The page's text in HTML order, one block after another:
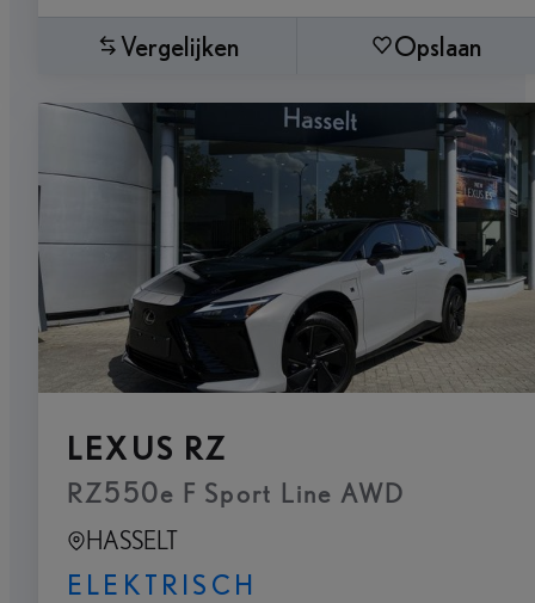
Vergelijken Opslaan
LEXUS RZ
RZ550e F Sport Line AWD
HASSELT
ELEKTRISCH